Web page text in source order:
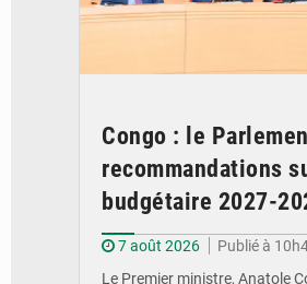
Congo : le
recommandations
budgétaire 2027-
7 août 2026
Publié à
Le Premier ministre, Anatole